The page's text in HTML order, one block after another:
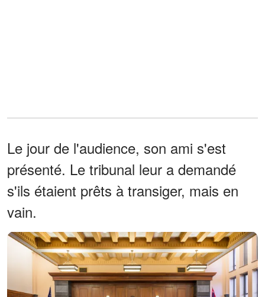
Le jour de l'audience, son ami s'est
présenté. Le tribunal leur a demandé
s'ils étaient prêts à transiger, mais en
vain.